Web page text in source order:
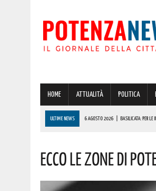
HOME ATTUALITÀ POLITICA
ULTIME NEWS 6 AGOSTO 2026 BASILICATA: PER LE
ACERENZA PRONTA AD ACCOGLIERE
6 AGOSTO 2026 POTENZA, PER IL GRAVE INCENDIO IN
6 AGOSTO 2026 A BRIENZA ARRIVA LA SAGRA DELLA
ECCO LE ZONE DI